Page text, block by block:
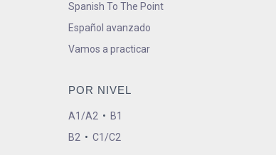
Spanish To The Point
Español avanzado
Vamos a practicar
POR NIVEL
A1/A2 • B1
B2 • C1/C2